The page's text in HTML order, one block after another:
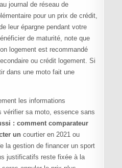
journal de réseau de
pour un prix de crédit,
leur épargne pendant votre
de maturité, note que
logement est recommandé
ou crédit logement. Si
dans une moto fait une
les informations
vérifier sa moto, essence sans
: comment comparateur
uncourtier en 2021 ou
la gestion de financer un sport
justificatifs reste fixée à la